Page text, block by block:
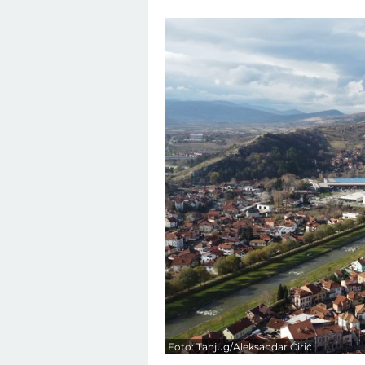
Foto: Tanjug/Aleksandar Ćirić